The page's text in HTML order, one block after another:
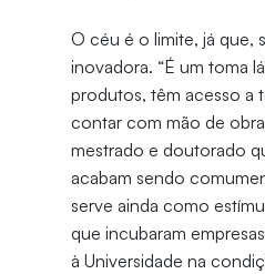
O céu é o limite, já que,
inovadora. “É um toma
produtos, têm acesso a
contar com mão de
mestrado e doutorado
acabam sendo
serve ainda como
que incubaram
à Universidade na